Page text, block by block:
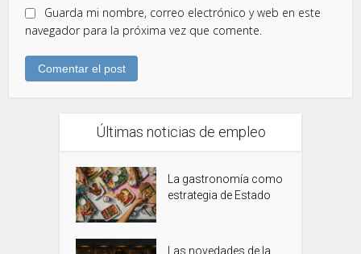
Guarda mi nombre, correo electrónico y web en este
navegador para la próxima vez que comente.
Últimas noticias de empleo
La gastronomía como
estrategia de Estado
Las novedades de la